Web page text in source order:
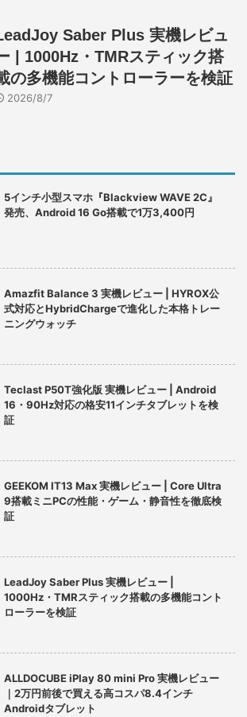
Saber Plus 実機レビュ
| 1000Hz・TMRスティック搭
の多機能コントローラーを検証
2026/8/7
5インチ小型スマホ『Blackview WAVE 2C』
発売、Android 16 Go搭載で1万3,400円
Amazfit Balance 3 実機レビュー | HYROX公
式対応とHybridChargeで進化した本格トレー
ニングウォッチ
Teclast P50T強化版 実機レビュー | Android
16・90Hz対応の格安11インチタブレットを検
証
GEEKOM IT13 Max 実機レビュー | Core Ultra
9搭載ミニPCの性能・ゲーム・静音性を徹底検
証
LeadJoy Saber Plus 実機レビュー |
1000Hz・TMRスティック搭載の多機能コント
ローラーを検証
ALLDOCUBE iPlay 80 mini Pro 実機レビュー
｜2万円前後で買える高コスパ8.4インチ
Androidタブレット